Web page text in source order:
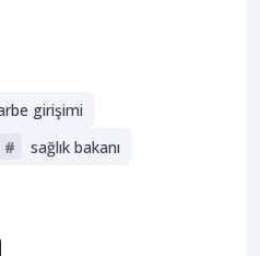
girişimi
# sağlık bakanı